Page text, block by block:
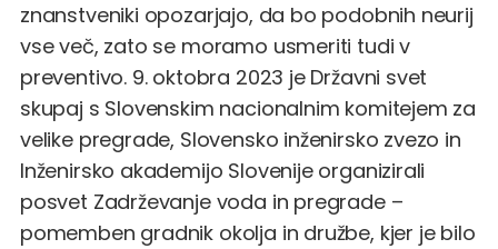
znanstveniki opozarjajo, da bo podobnih neurij
vse več, zato se moramo usmeriti tudi v
preventivo. 9. oktobra 2023 je Državni svet
skupaj s Slovenskim nacionalnim komitejem za
velike pregrade, Slovensko inženirsko zvezo in
Inženirsko akademijo Slovenije organizirali
posvet Zadrževanje voda in pregrade –
pomemben gradnik okolja in družbe, kjer je bilo